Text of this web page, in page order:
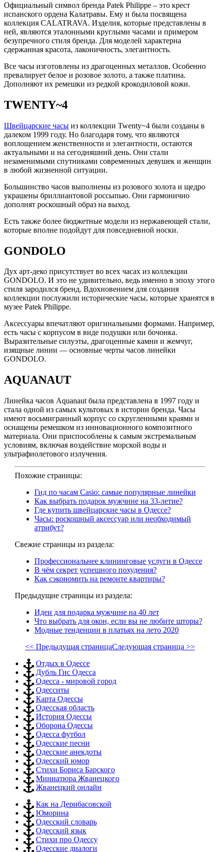
Официальный символ бренда Patek Philippe – это крест
испанского ордена Калатравы. Ему и была посвящена
коллекция CALATRAVA. Изделия, которые представлены в
ней, являются эталонными круглыми часами и примером
безупречного стиля бренда. Для моделей характерна
сдержанная красота, лаконичность, элегантность.
Все часы изготовлены из драгоценных металлов. Особенно
превалирует белое и розовое золото, а также платина.
Дополняют их ремешки из редкой крокодиловой кожи.
TWENTY~4
Швейцарские часы из коллекции Twenty~4 были созданы в
далеком 1999 году. Но благодаря тому, что являются
воплощением женственности и элегантности, остаются
актуальными и на сегодняшний день. Они стали
незаменимыми спутниками современных девушек и женщин
в любой жизненной ситуации.
Большинство часов выполнены из розового золота и щедро
украшены бриллиантовой россыпью. Они гармонично
дополнят роскошный образ на выход.
Есть также более бюджетные модели из нержавеющей стали,
которые вполне подойдут для повседневной носки.
GONDOLO
Дух арт-деко присутствует во всех часах из коллекции
GONDOLO. И это не удивительно, ведь именно в эпоху этого
стиля зародился бренд. Вдохновением для создания
коллекции послужили исторические часы, которые хранятся в
музее Patek Philippe.
Аксессуары впечатляют оригинальными формами. Например,
есть часы с корпусом в виде подушки или бочонка.
Выразительные силуэты, драгоценные камни и жемчуг,
изящные линии — основные черты часов линейки
GONDOLO.
AQUANAUT
Линейка часов Aquanaut была представлена в 1997 году и
стала одной из самых культовых в истории бренда. Часы
имеют восьмигранный корпус со скругленными краями и
оснащены ремешком из инновационного композитного
материала. Они приспособлены к самым экстремальным
условиям, включая воздействие морской воды и
ультрафиолетового излучения.
Похожие страницы:
Гид по часам Casio: самые популярные линейки
Как выбрать подарок мужчине на 33-летие?
Где купить швейцарские часы в Одессе?
Часы: роскошный аксессуар или необходимый
атрибут?
Свежие страницы из раздела:
Профессиональнее клининговые услуги в Одессе
В чём секрет успешного похудения?
Как сэкономить на ремонте квартиры?
Предыдущие страницы из раздела:
Идеи для подарка мужчине на 40 лет
Что выбрать для окон, если вы не любите шторы?
Модные тенденции в платьях на лето 2020
<< Предыдущая страницаСледующая страница >>
Отдых в Одессе
Дубль Гис Одесса
Одесса - мировой город
Одесситы
Карта Одессы
Одесская область
История Одессы
Оборона Одессы
Одесса футбол
Одесские песни
Одесские анекдоты
Одесский юмор
Стихи Бориса Барского
Миниатюра Жванецкого
Жванецкий онлайн
Как на Дерибасовской
Юморина
Одесский словарь
Одесский язык
Стихи про Одессу
Одесские диалоги